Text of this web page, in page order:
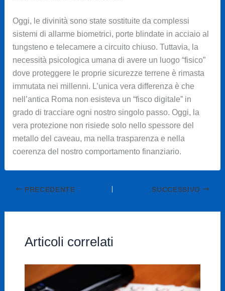
Oggi, le divinità sono state sostituite da complessi
sistemi di allarme biometrici, porte blindate in acciaio al
tungsteno e telecamere a circuito chiuso. Tuttavia, la
necessità psicologica umana di avere un luogo “fisico”
dove proteggere le proprie sicurezze terrene è rimasta
immutata nei millenni. L’unica vera differenza è che
nell’antica Roma non esisteva un “fisco digitale” in
grado di tracciare ogni nostro singolo passo. Oggi, la
vera protezione non risiede solo nello spessore del
metallo del caveau, ma nella trasparenza e nella
coerenza del nostro comportamento finanziario.
PRECEDENTE SUCCESSIVO
Articoli correlati